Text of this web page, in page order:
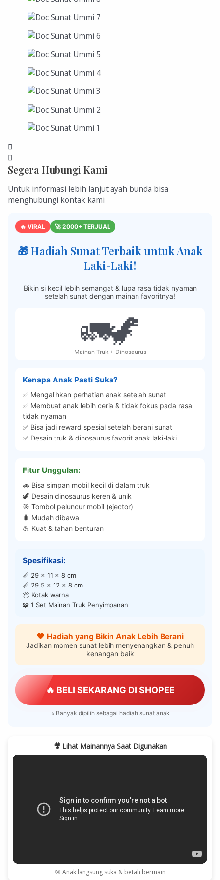
Segera Hubungi Kami
Untuk informasi lebih lanjut ayah bunda bisa
menghubungi kontak kami
🔥 VIRAL 🚀 2000+ TERJUAL
🎁 Hadiah Sunat Terbaik untuk Anak
Laki-Laki!
Bikin si kecil lebih semangat & lupa rasa tidak nyaman
setelah sunat dengan mainan favoritnya!
🚛🦖
Mainan Truk + Dinosaurus
Kenapa Anak Pasti Suka?
✅ Mengalihkan perhatian anak setelah sunat
✅ Membuat anak lebih ceria & tidak fokus pada rasa
tidak nyaman
✅ Bisa jadi reward spesial setelah berani sunat
✅ Desain truk & dinosaurus favorit anak laki-laki
Fitur Unggulan:
🚗 Bisa simpan mobil kecil di dalam truk
🦖 Desain dinosaurus keren & unik
🎯 Tombol peluncur mobil (ejector)
🧳 Mudah dibawa
💪 Kuat & tahan benturan
Spesifikasi:
📏 29 x 11 x 8 cm
📏 29.5 x 12 x 8 cm
📦 Kotak warna
🧩 1 Set Mainan Truk Penyimpanan
💙 Hadiah yang Bikin Anak Lebih Berani
Jadikan momen sunat lebih menyenangkan & penuh
kenangan baik
🔥 BELI SEKARANG DI SHOPEE
⭐ Banyak dipilih sebagai hadiah sunat anak
🎥 Lihat Mainannya Saat Digunakan
🎯 Anak langsung suka & betah bermain